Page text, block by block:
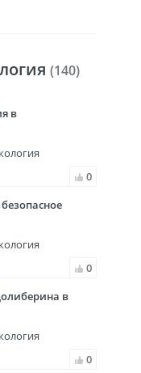
(140)
в
0
0
в
0